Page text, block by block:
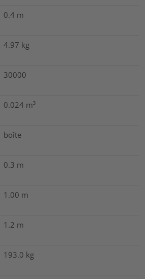
0.4 m
4.97 kg
30000
0.024 m³
boîte
0.3 m
1.00 m
1.2 m
193.0 kg